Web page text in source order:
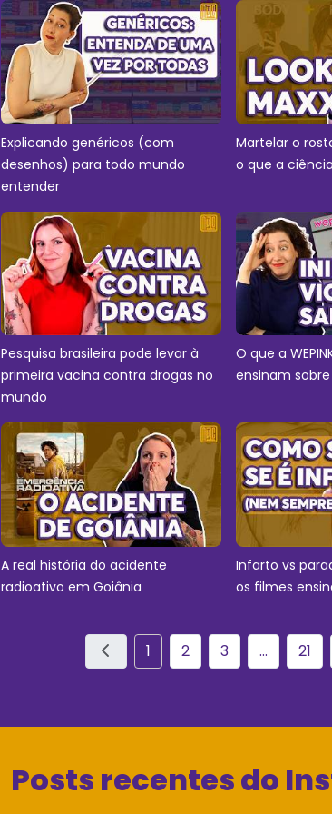
Explicando genéricos (com
desenhos) para todo mundo
entender
Martelar o
o que a
Pesquisa brasileira pode levar à
primeira vacina contra drogas no
mundo
O que a
ensinam
A real história do acidente
radioativo em Goiânia
Infarto vs
os filmes
1 2 3 ... 21
Posts recentes do